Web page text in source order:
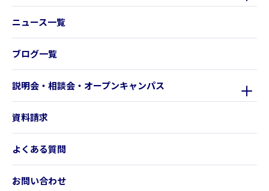
ニュース一覧
ブログ一覧
説明会・相談会・オープンキャンパス
資料請求
よくある質問
お問い合わせ